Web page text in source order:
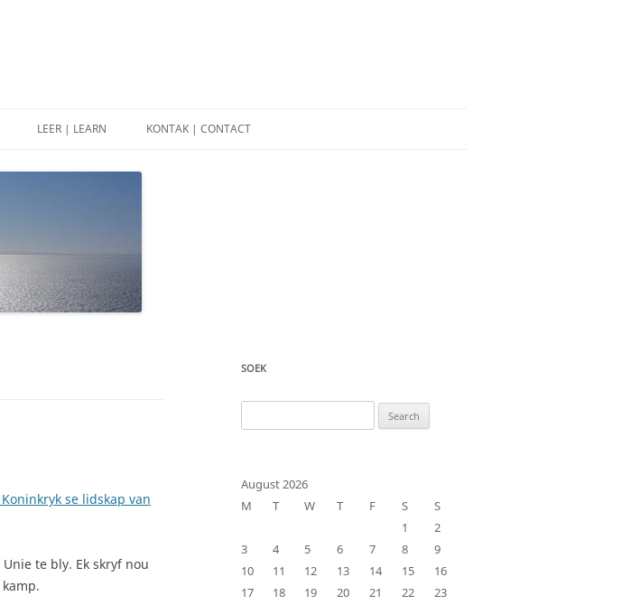
LEER | LEARN KONTAK | CONTACT
se lidskap van
te bly. Ek skryf nou
kamp.
SOEK
for:
August 2026
M
T W T F S
S
1
2
3
4 5 6 7 8
9
10
11 12 13 14 15
16
17
18 19 20 21 22
23